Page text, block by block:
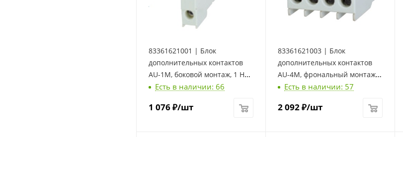
83361621001 | Блок
дополнительных контактов
AU-1M, боковой монтаж, 1 НО,
LSisЕсть в наличии: 66
1 076₽/шт
83361621003 | Блок
дополнительных контактов
AU-4M, фрональный монтаж,
4 НО, LSis
Есть в наличии: 57
2 092₽/шт